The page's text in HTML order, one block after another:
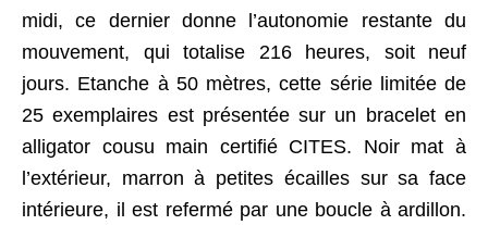
midi, ce dernier donne l’autonomie restante du
mouvement, qui totalise 216 heures, soit neuf
jours. Etanche à 50 mètres, cette série limitée de
25 exemplaires est présentée sur un bracelet en
alligator cousu main certifié CITES. Noir mat à
l’extérieur, marron à petites écailles sur sa face
intérieure, il est refermé par une boucle à ardillon.